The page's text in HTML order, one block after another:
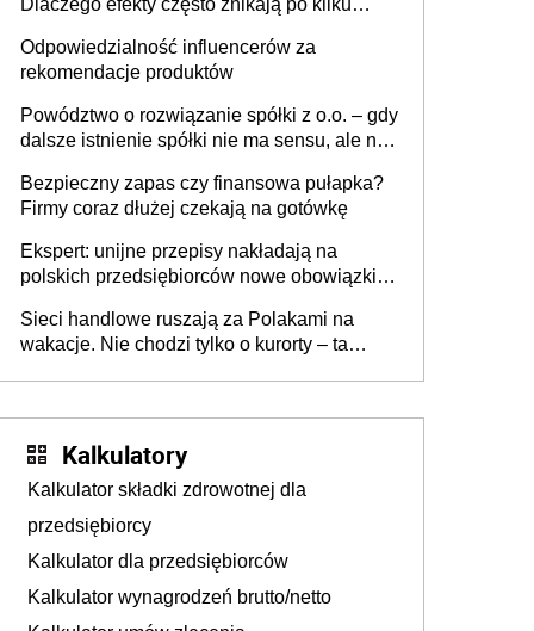
Odpowiedzialność influencerów za
rekomendacje produktów
Powództwo o rozwiązanie spółki z o.o. – gdy
dalsze istnienie spółki nie ma sensu, ale nie
Bezpieczny zapas czy finansowa pułapka?
Firmy coraz dłużej czekają na gotówkę
Ekspert: unijne przepisy nakładają na
polskich przedsiębiorców nowe obowiązki w
Sieci handlowe ruszają za Polakami na
wakacje. Nie chodzi tylko o kurorty – ta
Kalkulatory
Kalkulator składki zdrowotnej dla
przedsiębiorcy
Kalkulator dla przedsiębiorców
Kalkulator wynagrodzeń brutto/netto